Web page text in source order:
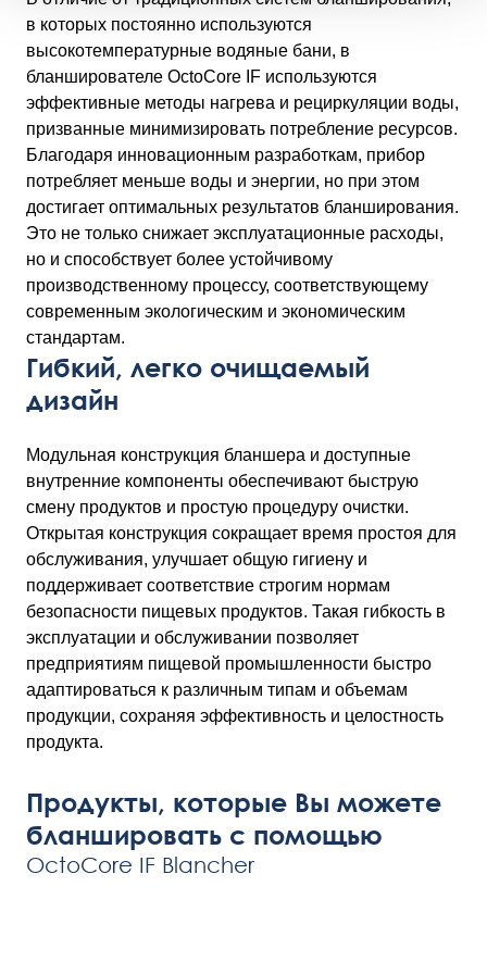
в которых постоянно используются
высокотемпературные водяные бани, в
бланширователе OctoCore IF используются
эффективные методы нагрева и рециркуляции воды,
призванные минимизировать потребление ресурсов.
Благодаря инновационным разработкам, прибор
потребляет меньше воды и энергии, но при этом
достигает оптимальных результатов бланширования.
Это не только снижает эксплуатационные расходы,
но и способствует более устойчивому
производственному процессу, соответствующему
современным экологическим и экономическим
стандартам.
Гибкий, легко очищаемый
дизайн
Модульная конструкция бланшера и доступные
внутренние компоненты обеспечивают быструю
смену продуктов и простую процедуру очистки.
Открытая конструкция сокращает время простоя для
обслуживания, улучшает общую гигиену и
поддерживает соответствие строгим нормам
безопасности пищевых продуктов. Такая гибкость в
эксплуатации и обслуживании позволяет
предприятиям пищевой промышленности быстро
адаптироваться к различным типам и объемам
продукции, сохраняя эффективность и целостность
продукта.
Продукты, которые Вы можете
бланшировать с помощью
OctoCore IF Blancher